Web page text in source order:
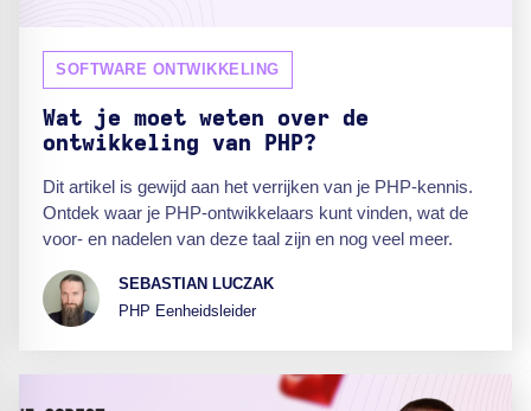
SOFTWARE ONTWIKKELING
Wat je moet weten over de
ontwikkeling van PHP?
Dit artikel is gewijd aan het verrijken van je PHP-kennis.
Ontdek waar je PHP-ontwikkelaars kunt vinden, wat de
voor- en nadelen van deze taal zijn en nog veel meer.
SEBASTIAN LUCZAK
PHP Eenheidsleider